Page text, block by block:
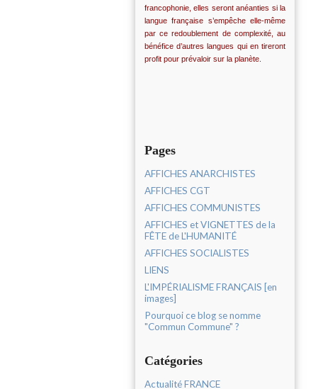
francophonie, elles seront anéanties si la
langue française s’empêche elle-même
par ce redoublement de complexité, au
bénéfice d’autres langues qui en tireront
profit pour prévaloir sur la planète.
Pages
AFFICHES ANARCHISTES
AFFICHES CGT
AFFICHES COMMUNISTES
AFFICHES et VIGNETTES de la
FÊTE de L'HUMANITÉ
AFFICHES SOCIALISTES
LIENS
L'IMPÉRIALISME FRANÇAIS [en
images]
Pourquoi ce blog se nomme
"Commun Commune" ?
Catégories
Actualité FRANCE